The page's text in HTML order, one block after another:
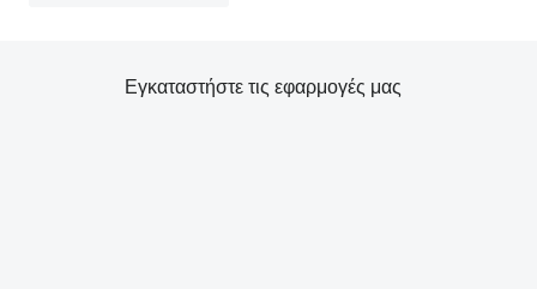
Εγκαταστήστε τις εφαρμογές μας